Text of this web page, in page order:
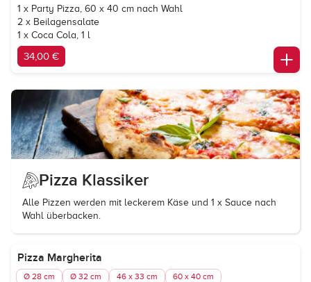
1 x Party Pizza, 60 x 40 cm nach Wahl
2 x Beilagensalate
1 x Coca Cola, 1 l
34,00 €
Pizza Klassiker
Alle Pizzen werden mit leckerem Käse und 1 x Sauce nach
Wahl überbacken.
Pizza Margherita
Ø 28 cm Ø 32 cm 46 x 33 cm 60 x 40 cm